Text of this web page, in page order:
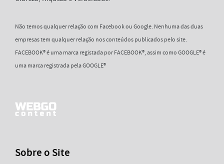
Não temos qualquer relação com Facebook ou Google. Nenhuma das duas
empresas tem qualquer relação nos conteúdos publicados pelo site.
FACEBOOK® é uma marca registada por FACEBOOK®, assim como GOOGLE® é
uma marca registrada pela GOOGLE®
Sobre o Site